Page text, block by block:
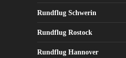
Rundflug Schwerin
Rundflug Rostock
Rundflug Hannover